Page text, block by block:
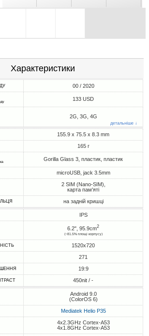
Характеристики
00 / 2020
133 USD
2G, 3G, 4G
детальніше ↓
155.9 x 75.5 x 8.3 mm
165 г
Gorilla Glass 3, пластик, пластик
microUSB, jack 3.5mm
2 SIM (Nano-SIM),
карта пам'яті
на задній кришці
IPS
6.2", 95.9cm2
(~81.5% площі корпусу)
1520x720
271
19:9
450nit / -
Android 9.0
(ColorOS 6)
Mediatek Helio P35
4x2.3GHz Cortex-A53
4x1.8GHz Cortex-A53